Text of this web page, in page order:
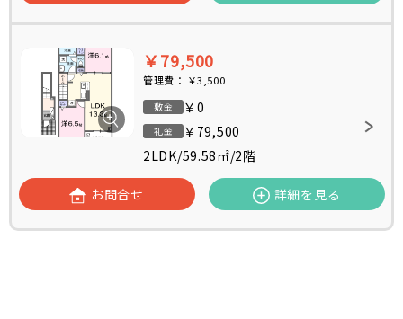
￥79,500
管理費： ￥3,500
敷金 ￥0
礼金
￥79,500
2LDK/59.58㎡/2階
お問合せ 詳細を見る